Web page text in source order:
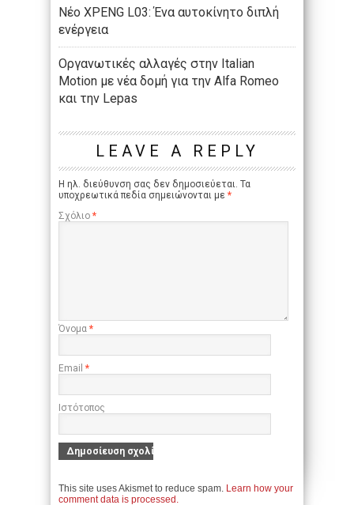
Νέο XPENG L03: Ένα αυτοκίνητο διπλή
ενέργεια
Οργανωτικές αλλαγές στην Italian
Motion με νέα δομή για την Alfa Romeo
και την Lepas
LEAVE A REPLY
Η ηλ. διεύθυνση σας δεν δημοσιεύεται. Τα
υποχρεωτικά πεδία σημειώνονται με *
Σχόλιο *
Όνομα *
Email *
Ιστότοπος
This site uses Akismet to reduce spam. Learn how your
comment data is processed.